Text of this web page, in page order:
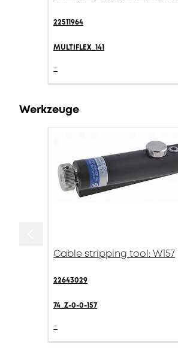
22511964
MULTIFLEX_141
-
Werkzeuge
Cable stripping tool: W157
22643029
74_Z-0-0-157
-